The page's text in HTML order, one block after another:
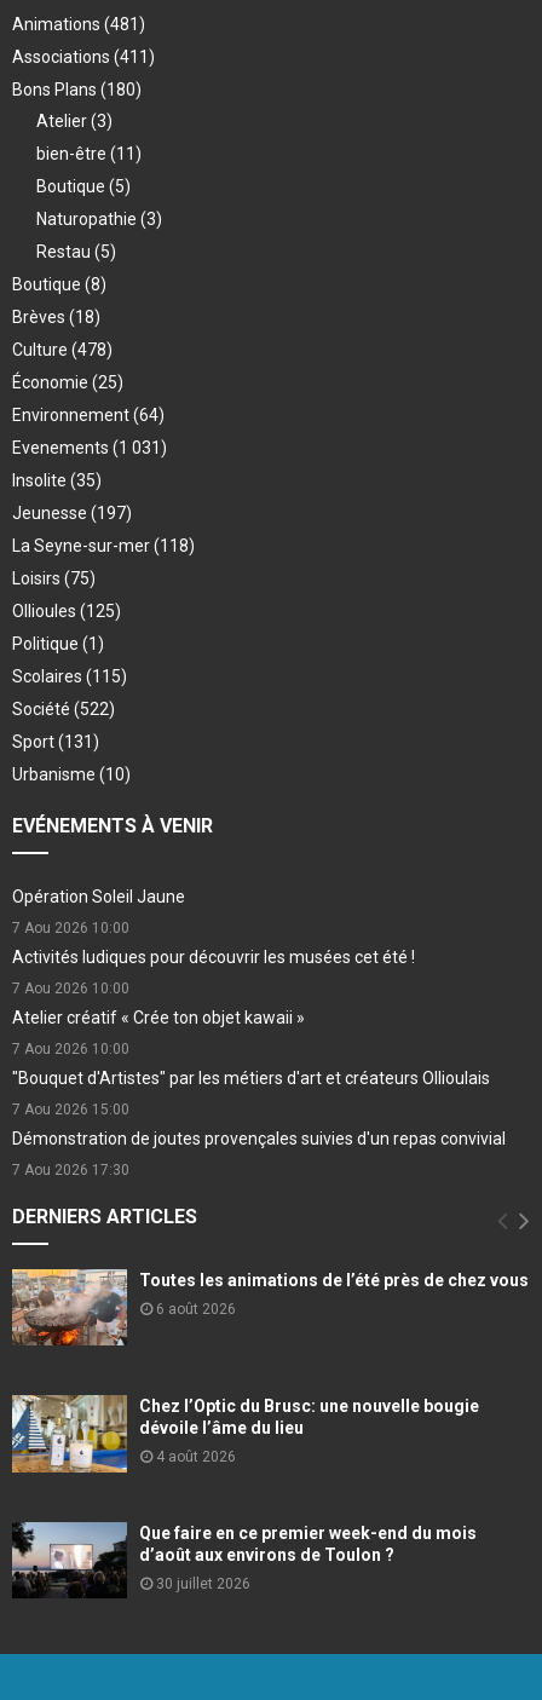
Animations (481)
Associations (411)
Bons Plans (180)
Atelier(3)
bien-être (11)
Boutique (5)
Naturopathie (3)
Restau (5)
Boutique (8)
Brèves (18)
Culture (478)
Économie (25)
Environnement(64)
Evenements (1 031)
Insolite (35)
Jeunesse (197)
La Seyne-sur-mer(118)
Loisirs (75)
Ollioules (125)
Politique (1)
Scolaires (115)
Société (522)
Sport(131)
Urbanisme (10)
EVÉNEMENTS À VENIR
Opération Soleil Jaune
7 Aou 2026 10:00
Activités ludiques pour découvrir les musées cet été !
7 Aou 2026 10:00
Atelier créatif « Crée ton objet kawaii »
7 Aou 2026 10:00
"Bouquet d'Artistes" par les métiers d'art et créateurs Ollioulais
7 Aou 2026 15:00
Démonstration de joutes provençales suivies d'un repas convivial
7 Aou 2026 17:30
DERNIERS ARTICLES
Toutes les animations de l’été près de chez vous
6 août 2026
Chez l’Optic du Brusc: une nouvelle bougie
dévoile l’âme du lieu
4 août 2026
Que faire en ce premier week-end du mois
d’août aux environs de Toulon ?
30 juillet 2026